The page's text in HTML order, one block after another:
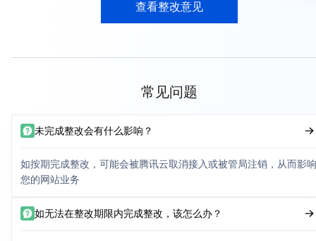
查看整改意见
常见问题
未完成整改会有什么影响？
如按期完成整改，可能会被腾讯云取消接入或被管局注销，从而影响
您的网站业务
如无法在整改期限内完成整改，该怎么办？